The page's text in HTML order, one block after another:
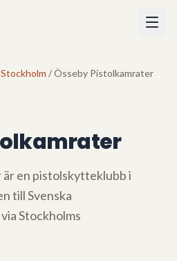
Stockholm / Össeby Pistolkamrater
är en pistolskytteklubb i
till Svenska
Stockholms